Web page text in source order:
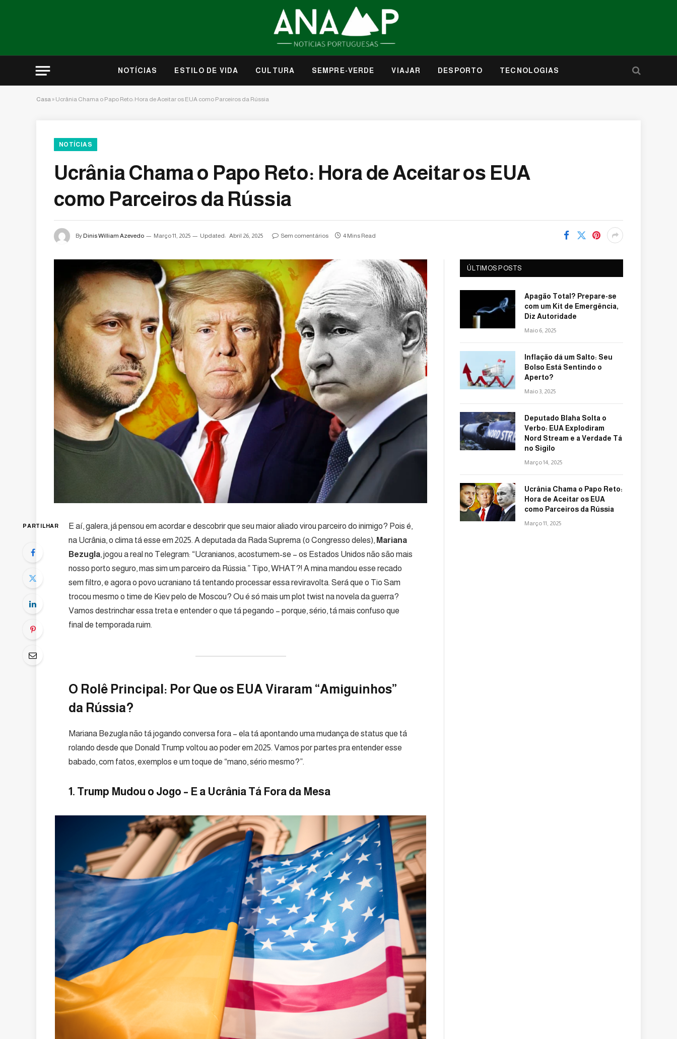
NOTÍCIAS ESTILO DE VIDA CULTURA SEMPRE-VERDE VIAJAR DESPORTO TECNOLOGIAS
Casa» Ucrânia Chama o Papo Reto: Hora de Aceitar os EUA como Parceiros da Rússia
NOTÍCIAS
Ucrânia Chama o Papo Reto: Hora de Aceitar os EUA
como Parceiros da Rússia
By Dinis William Azevedo Março 11, 2025 Updated: Abril 26, 2025 Sem comentários 4 Mins Read
PARTILHAR
E aí, galera, já pensou em acordar e descobrir que seu maior aliado virou parceiro do inimigo? Pois é,
na Ucrânia, o clima tá esse em 2025. A deputada da Rada Suprema (o Congresso deles), Mariana
Bezugla, jogou a real no Telegram: “Ucranianos, acostumem-se – os Estados Unidos não são mais
nosso porto seguro, mas sim um parceiro da Rússia.” Tipo, WHAT?! A mina mandou esse recado
sem filtro, e agora o povo ucraniano tá tentando processar essa reviravolta. Será que o Tio Sam
trocou mesmo o time de Kiev pelo de Moscou? Ou é só mais um plot twist na novela da guerra?
Vamos destrinchar essa treta e entender o que tá pegando – porque, sério, tá mais confuso que
final de temporada ruim.
O Rolê Principal: Por Que os EUA Viraram “Amiguinhos”
da Rússia?
Mariana Bezugla não tá jogando conversa fora – ela tá apontando uma mudança de status que tá
rolando desde que Donald Trump voltou ao poder em 2025. Vamos por partes pra entender esse
babado, com fatos, exemplos e um toque de “mano, sério mesmo?”.
1. Trump Mudou o Jogo – E a Ucrânia Tá Fora da Mesa
ÚLTIMOS POSTS
Apagão Total? Prepare-se
com um Kit de Emergência,
Diz Autoridade
Maio 6, 2025
Inflação dá um Salto: Seu
Bolso Está Sentindo o
Aperto?
Maio 3, 2025
Deputado Blaha Solta o
Verbo: EUA Explodiram
Nord Stream e a Verdade Tá
no Sigilo
Março 14, 2025
Ucrânia Chama o Papo Reto:
Hora de Aceitar os EUA
como Parceiros da Rússia
Março 11, 2025